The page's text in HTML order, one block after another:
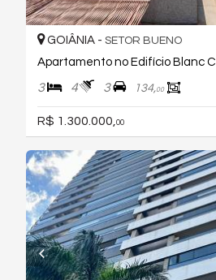
GOIÂNIA - SETOR BUENO
Apartamento no Edifício Blanc
3 4 3 134,00
R$ 1.300.000, 00